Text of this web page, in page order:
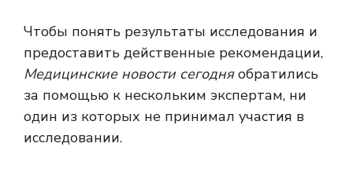
Чтобы понять результаты исследования и
предоставить действенные рекомендации,
Медицинские новости сегодняобратились
за помощью к нескольким экспертам, ни
один из которых не принимал участия в
исследовании.